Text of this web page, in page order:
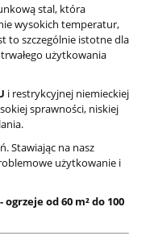
stal, która
wysokich temperatur,
to szczególnie istotne dla
użytkowania
i restrykcyjnej niemieckiej
sprawności, niskiej
Stawiając na nasz
użytkowanie i
od 60 m² do 100